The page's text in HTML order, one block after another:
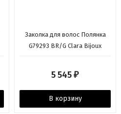
Заколка для волос Полянка
G79293 BR/G Clara Bijoux
5 545 ₽
В корзину